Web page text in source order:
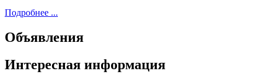
Подробнее ...
Объявления
Интересная информация